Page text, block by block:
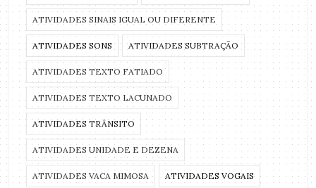
ATIVIDADES SINAIS IGUAL OU DIFERENTE
ATIVIDADES SONS ATIVIDADES SUBTRAÇÃO
ATIVIDADES TEXTO FATIADO
ATIVIDADES TEXTO LACUNADO
ATIVIDADES TRÂNSITO
ATIVIDADES UNIDADE E DEZENA
ATIVIDADES VACA MIMOSA ATIVIDADES VOGAIS